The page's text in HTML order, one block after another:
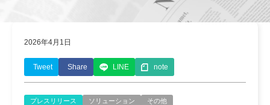
2026年4月1日
Tweet Share LINE note
プレスリリース ソリューション その他